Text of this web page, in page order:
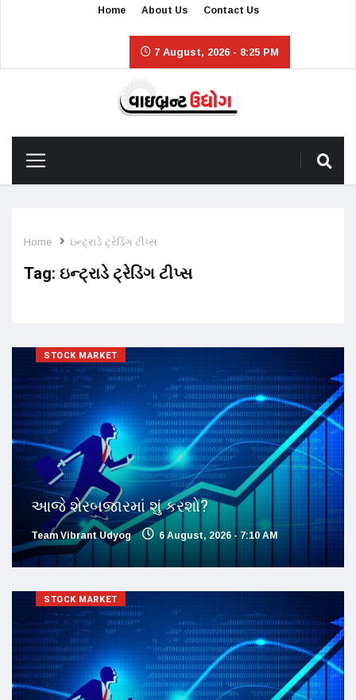
Home About Us Contact Us
7 August, 2026 - 8:25 PM
Home ઇન્ટ્રાડે ટ્રેડિંગ ટીપ્સ
Tag: ઇન્ટ્રાડે ટ્રેડિંગ ટીપ્સ
STOCK MARKET
આજે શેરબજારમાં શું કરશો?
Team Vibrant Udyog 6 August, 2026 - 7:10 AM
STOCK MARKET